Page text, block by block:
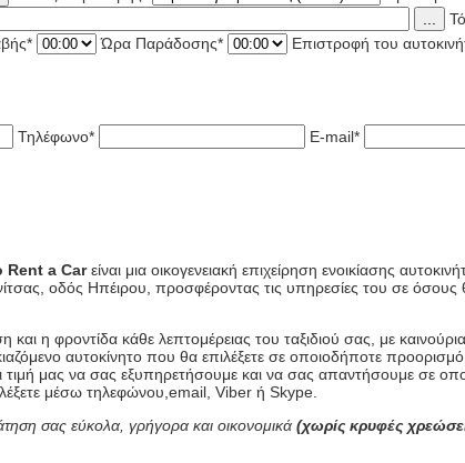
* Ώρα Παράδοσης* Επιστροφή του
Τηλέφωνο* E-mail*
Rent a Carείναι μια οικογενειακή επιχείρηση ενοικίασης
οδός Ηπέιρου, προσφέροντας τις υπηρεσίες του σε όσους
και η φροντίδα κάθε λεπτομέρειας του ταξιδιού σας, με
αυτοκίνητο που θα επιλέξετε σε οποιοδήποτε
τιμή μας να σας εξυπηρετήσουμε και να σας απαντήσουμε σε
μέσω τηλεφώνου,email, Viber ή Skype.
σας εύκολα, γρήγορα και οικονομικά (χωρίς κρυφές